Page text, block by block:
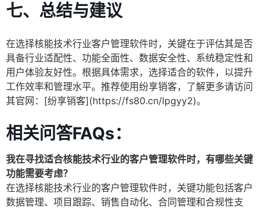
七、总结与建议
在选择核能技术行业客户管理软件时，关键在于评估其是否
具备行业适配性、功能全面性、数据安全性、系统稳定性和
用户体验友好性。根据具体需求，选择适合的软件，以提升
工作效率和管理水平。推荐使用纷享销客，了解更多请访问
其官网：[纷享销客](https://fs80.cn/lpgyy2)。
相关问答FAQs：
我在寻找适合核能技术行业的客户管理软件时，有哪些关键
功能需要考虑？
在选择核能技术行业的客户管理软件时，关键功能包括客户
数据管理、项目跟踪、销售自动化、合同管理和合规性支